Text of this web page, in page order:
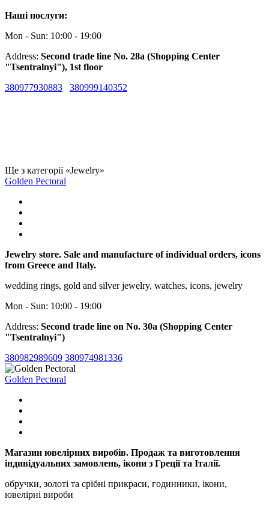
Наші послуги:
Mon - Sun: 10:00 - 19:00
Address: Second trade line No. 28a (Shopping Center
"Tsentralnyi"), 1st floor
380977930883
380999140352
Ще з категорії «Jewelry»
Golden Pectoral
Jewelry store. Sale and manufacture of individual orders, icons
from Greece and Italy.
wedding rings, gold and silver jewelry, watches, icons, jewelry
Mon - Sun: 10:00 - 19:00
Address: Second trade line on No. 30a (Shopping Center
"Tsentralnyi")
380982989609 380974981336
Golden Pectoral
Магазин ювелірних виробів. Продаж та виготовлення
індивідуальних замовлень, ікони з Греції та Італії.
обручки, золоті та срібні прикраси, годинники, ікони,
ювелірні вироби